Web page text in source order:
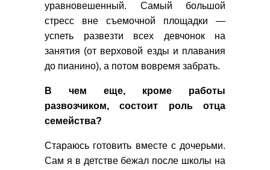
уравновешенный. Самый большой
стресс вне съемочной площадки —
успеть развезти всех девчонок на
занятия (от верховой езды и плавания
до пианино), а потом вовремя забрать.
В чем еще, кроме работы
развозчиком, состоит роль отца
семейства?
Стараюсь готовить вместе с дочерьми.
Сам я в детстве бежал после школы на